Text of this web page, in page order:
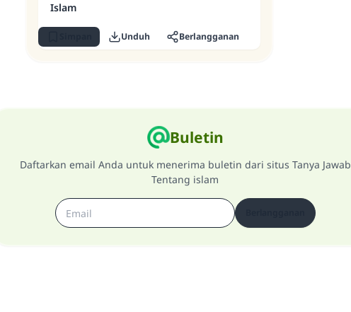
Islam
Unduh Berlangganan
Buletin
Daftarkan email Anda untuk menerima buletin dari situs Tanya Jawab
Tentang islam